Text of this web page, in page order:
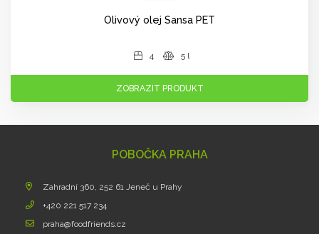
Olivový olej Sansa PET
4 5 l
ZOBRAZIT PRODUKT
POBOČKA PRAHA
Zahradní 360, 252 61 Jeneč u Prahy
+420 221 517 234
praha@foodfriends.cz